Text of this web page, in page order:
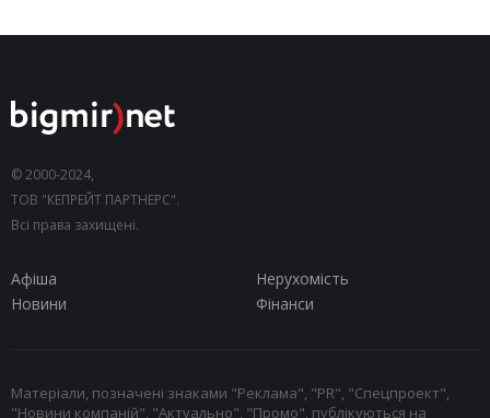
© 2000-2024,
ТОВ "КЕПРЕЙТ ПАРТНЕРС".
Всі права захищені.
Афіша
Нерухомість
Новини
Фінанси
Матеріали, позначені знаками "Реклама", "PR", "Спецпроект",
"Новини компаній", "Актуально", "Промо", публікуються на